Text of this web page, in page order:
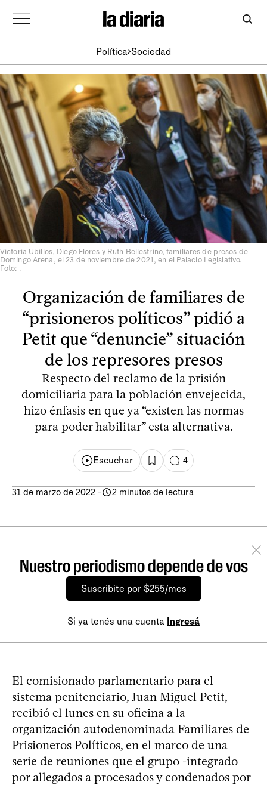
Política Sociedad
Victoria Ubillos, Diego Flores y Ruth Bellestrino, familiares de presos de
Domingo Arena, el 23 de noviembre de 2021, en el Palacio Legislativo.
Foto: .
Organización de familiares de
“prisioneros políticos” pidió a
Petit que “denuncie” situación
de los represores presos
Respecto del reclamo de la prisión
domiciliaria para la población envejecida,
hizo énfasis en que ya “existen las normas
para poder habilitar” esta alternativa.
Escuchar 4
31 de marzo de 2022 - 2 minutos de lectura
Nuestro periodismo depende de vos
Suscribite por $255/mes
Si ya tenés una cuenta Ingresá
El comisionado parlamentario para el
sistema penitenciario, Juan Miguel Petit,
recibió el lunes en su oficina a la
organización autodenominada Familiares de
Prisioneros Políticos, en el marco de una
serie de reuniones que el grupo -integrado
por allegados a procesados y condenados por